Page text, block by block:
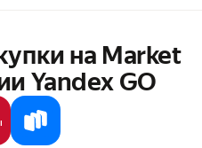
на Market
Yandex GO